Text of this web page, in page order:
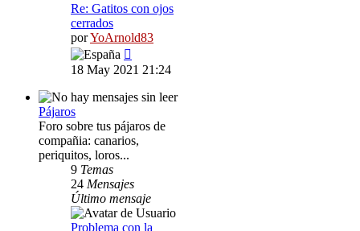
Re: Gatitos con ojos
cerrados
porYoArnold83
último
18 May 2021 21:24
Pájaros
Foro sobre tus pájaros de
compañia: canarios,
periquitos, loros...
9 Temas
24 Mensajes
Último mensaje
Problema con la